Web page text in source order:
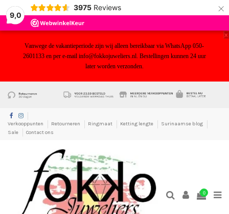
9,0
3975 Reviews ×
Vanwege de vakantieperiode zijn wij alleen bereikbaar via WhatsApp 050-
2601133 en per e-mail info@fokkojuweliers.nl. Bestellingen kunnen 24 uur
later worden verzonden.
x
Verkooppunten Retourneren Ringmaat Ketting lengte
Surinaamse blog
Sale
Contact ons
0